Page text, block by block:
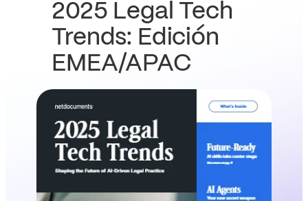
2025 Legal Tech
Trends: Edición
EMEA/APAC